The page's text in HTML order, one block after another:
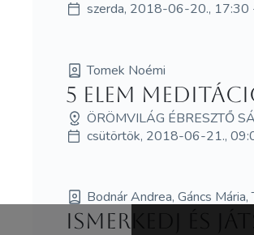
szerda, 2018-06-20., 17:30
Tomek Noémi
5 elem
ÖRÖMVILÁG ÉBRESZTŐ
csütörtök, 2018-06-21.,
Bodnár Andrea, Gáncs
Ismerkedj és